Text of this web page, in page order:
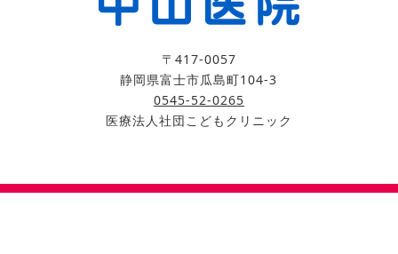
〒417-0057
静岡県富士市瓜島町104-3
0545-52-0265
医療法人社団こどもクリニック